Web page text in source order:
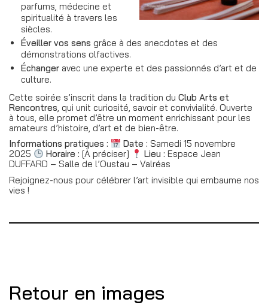
parfums, médecine et
spiritualité à travers les
siècles.
Éveiller vos sens grâce à des anecdotes et des
démonstrations olfactives.
Échanger avec une experte et des passionnés d’art et de
culture.
Cette soirée s’inscrit dans la tradition du Club Arts et
Rencontres , qui unit curiosité, savoir et convivialité. Ouverte
à tous, elle promet d’être un moment enrichissant pour les
amateurs d’histoire, d’art et de bien-être.
Informations pratiques :
Date : Samedi 15 novembre
2025
Horaire : [À préciser] Lieu : Espace Jean
DUFFARD – Salle de l’Oustau – Valréas
Rejoignez-nous pour célébrer l’art invisible qui embaume nos
vies !
Retour en images